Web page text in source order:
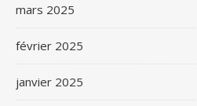
mars 2025
février 2025
janvier 2025